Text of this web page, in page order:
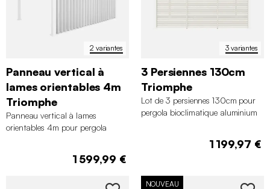
2 variantes
Panneau vertical à
lames orientables 4m
Triomphe
Panneau vertical à lames
orientables 4m pour pergola
1 599,99 €
3 variantes
3 Persiennes 130cm
Triomphe
Lot de 3 persiennes 130cm pour
pergola bioclimatique aluminium
1 199,97 €
NOUVEAU